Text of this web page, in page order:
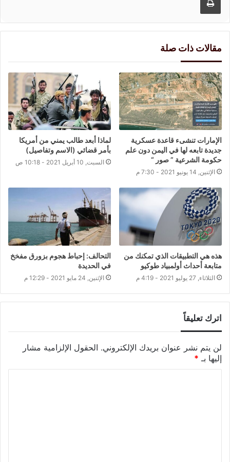
مقالات ذات صلة
الإمارات تنشىء قاعدة عسكرية
جديدة تابعه لها في اليمن دون علم
حكومة الشرعية ” صور “
الإثنين, 14 يونيو 2021 - 7:30 م
لماذا أبعد طالب يمني من أمريكا
بأمر قضائي (الاسم وتفاصيل)
السبت, 10 أبريل 2021 - 10:18 ص
هذه هي التطبيقات الذي تمكنك من
متابعة أحداث أولمبياد طوكيو
الثلاثاء, 27 يوليو 2021 - 4:19 م
التحالف: إحباط هجوم بزورق مفخخ
في الحديدة
الإثنين, 24 مايو 2021 - 12:29 م
اترك تعليقاً
لن يتم نشر عنوان بريدك الإلكتروني. الحقول الإلزامية مشار
إليها بـ *